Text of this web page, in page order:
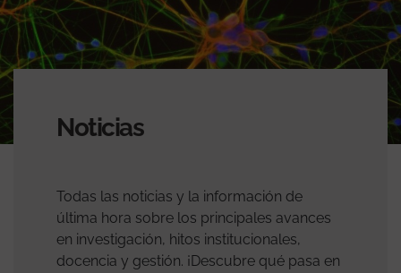
Noticias
Todas las noticias y la información de
última hora sobre los principales avances
en investigación, hitos institucionales,
docencia y gestión. ¡Descubre qué pasa en